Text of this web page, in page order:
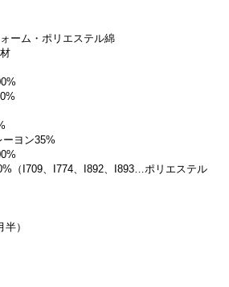
ーム・ポリエステル綿
ヨン35%
（I709、I774、I892、I893…ポリエステル
）